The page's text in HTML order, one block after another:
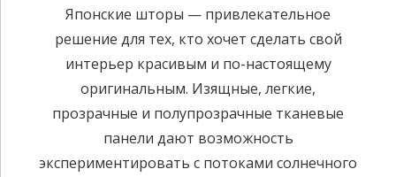
Японские шторы — привлекательное
решение для тех, кто хочет сделать свой
интерьер красивым и по-настоящему
оригинальным. Изящные, легкие,
прозрачные и полупрозрачные тканевые
панели дают возможность
экспериментировать с потоками солнечного